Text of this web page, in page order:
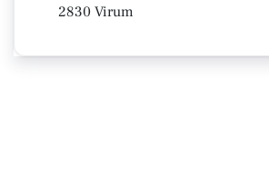
2830 Virum